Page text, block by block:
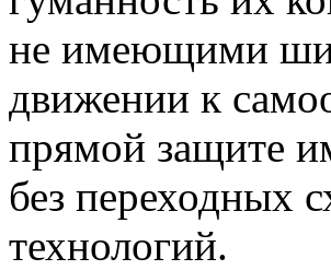
не имеющими
движении к
прямой защите
без переходных
технологий.